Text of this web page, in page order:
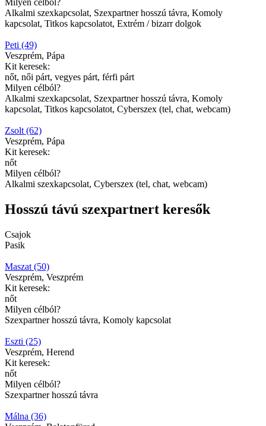
Milyen célból?
Alkalmi szexkapcsolat, Szexpartner hosszú távra, Komoly
kapcsolat, Titkos kapcsolatot, Extrém / bizarr dolgok
Peti (49)
Veszprém, Pápa
Kit keresek:
nőt, női párt, vegyes párt, férfi párt
Milyen célból?
Alkalmi szexkapcsolat, Szexpartner hosszú távra, Komoly
kapcsolat, Titkos kapcsolatot, Cyberszex (tel, chat, webcam)
Zsolt (62)
Veszprém, Pápa
Kit keresek:
nőt
Milyen célból?
Alkalmi szexkapcsolat, Cyberszex (tel, chat, webcam)
Hosszú távú szexpartnert keresők
Csajok
Pasik
Maszat (50)
Veszprém, Veszprém
Kit keresek:
nőt
Milyen célból?
Szexpartner hosszú távra, Komoly kapcsolat
Eszti (25)
Veszprém, Herend
Kit keresek:
nőt
Milyen célból?
Szexpartner hosszú távra
Málna (36)